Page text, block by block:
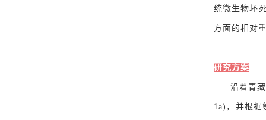
统微生物坏
方面的相对
研究方案
沿着青
1a)，并根据